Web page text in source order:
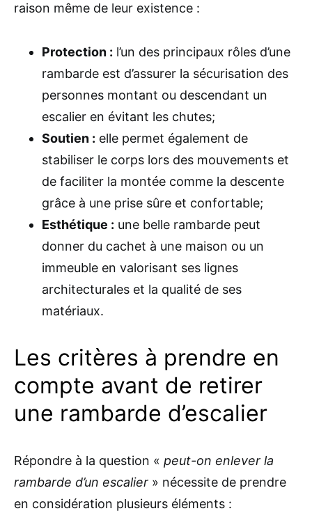
raison même de leur existence :
Protection : l’un des principaux rôles d’une
rambarde est d’assurer la sécurisation des
personnes montant ou descendant un
escalier en évitant les chutes;
Soutien : elle permet également de
stabiliser le corps lors des mouvements et
de faciliter la montée comme la descente
grâce à une prise sûre et confortable;
Esthétique : une belle rambarde peut
donner du cachet à une maison ou un
immeuble en valorisant ses lignes
architecturales et la qualité de ses
matériaux.
Les critères à prendre en
compte avant de retirer
une rambarde d’escalier
Répondre à la question « peut-on enlever la
rambarde d’un escalier » nécessite de prendre
en considération plusieurs éléments :